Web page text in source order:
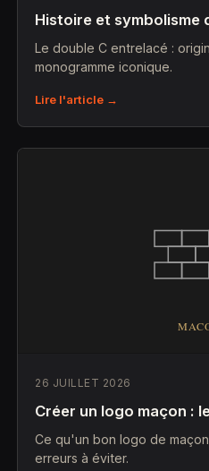
Histoire et symbolisme
Le double C entrelacé :
monogramme iconique.
Lire l'article →
26 JUILLET 2026
Créer un logo maçon :
Ce qu'un bon logo de
erreurs à éviter.